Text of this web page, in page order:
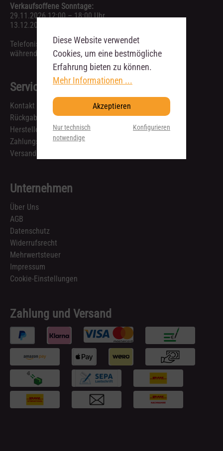
Verkaufsoffene Sonntage:
29.11.2026 12:00 – 18:00 Uhr
13.12.2026 12:00 – 18:00 Uhr
Telefonische Anfragen sind ausschließlich
während unserer Geschäftszeiten möglich.
Service
Kontakt
Rückgabe & Reklamation
Hersteller
Zahlungsarten
Versandkosten und Lieferzeiten
Unternehmen
Über Uns
AGB
Datenschutz
Widerrufsrecht
Mehrwertsteuer
Impressum
Cookie-Einstellungen
Zahlung und Versand
Diese Website verwendet
Cookies, um eine bestmögliche
Erfahrung bieten zu können.
Mehr Informationen ...
Akzeptieren
Nur technisch
notwendige
Konfigurieren